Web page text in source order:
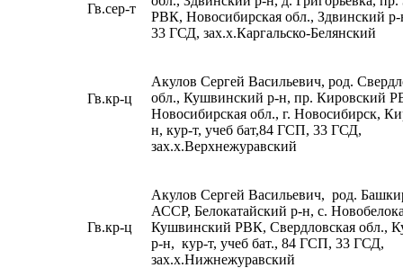
Гв.сер-т
РВК, Новосибирская обл., Здвинский р-
33 ГСД, зах.х.Каргальско-Белянский
Гв.кр-ц
Акулов Сергей Васильевич, род.
обл., Кушвинский р-н, пр. Кировский
Новосибирская обл., г. Новосибирск,
н, кур-т, учеб бат,84 ГСП, 33 ГСД,
зах.х.Верхнежуравский
Гв.кр-ц
Акулов Сергей Васильевич, род.
АССР, Белокатайский р-н, с.
Кушвинский РВК, Свердловская обл.,
р-н, кур-т, учеб бат., 84 ГСП, 33 ГСД,
зах.х.Нижнежуравский